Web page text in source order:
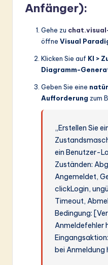
Anfänger):
Gehe zu
öffne Visual
Klicken Sie auf KI >
Diagramm-
Geben Sie eine
Aufforderung zum
„Erstellen Sie
ein Benutzer-
Zuständen:
Angemeldet,
clickLogin,
Timeout,
Bedingung:
Anmeldefehler
bei Anmeldung